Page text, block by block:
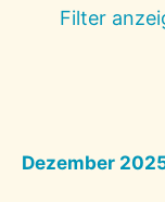
Filter
Dezember